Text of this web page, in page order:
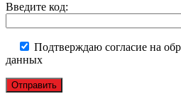
Введите код:
Подтверждаю согласие на
данных